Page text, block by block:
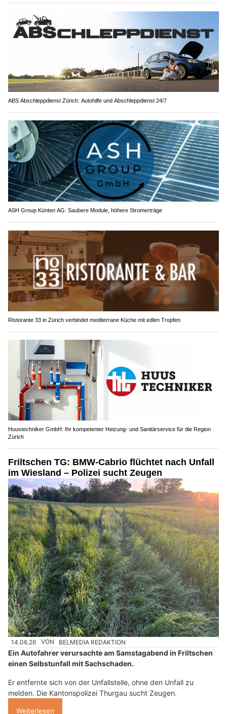
ABS Abschleppdienst Zürich: Autohilfe und Abschleppdienst 24/7
ASH Group Künten AG: Saubere Module, höhere Stromerträge
Ristorante 33 in Zürich verbindet mediterrane Küche mit edlen Tropfen
Huustechniker GmbH: Ihr kompetenter Heizung- und Sanitärservice für die Region
Zürich
Friltschen TG: BMW-Cabrio flüchtet nach Unfall
im Wiesland – Polizei sucht Zeugen
14.06.26 VON BELMEDIA REDAKTION
Ein Autofahrer verursachte am Samstagabend in Friltschen
einen Selbstunfall mit Sachschaden.
Er entfernte sich von der Unfallstelle, ohne den Unfall zu
melden. Die Kantonspolizei Thurgau sucht Zeugen.
Weiterlesen